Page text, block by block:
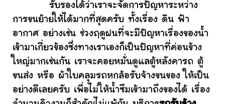
รับรองได้ว่าเราจะจัดการปัญหาระหว่าง
การขนย้ายให้ได้มากที่สุดครับ ทั้งเรื่อง ดิน ฟ้า
อากาศ อย่างเช่น ช่วงฤดูฝนที่จะมีปัญหาเรื่องของน้ำ
เข้ามาเกี่ยวข้องซึ่งทางเราเองก็เป็นปัญหาที่ค่อนข้าง
ใหญ่มากเช่นกัน เราจะคอยหมั่นดูแลตู้หลังคารถ ตู้
ขนส่ง หรือ ผ้าใบคลุมรถหกล้อรับจ้างขนของ ให้เป็น
อย่างดีเลยครับ เพื่อไม่ให้น้ำซึมเข้ามาถึงของได้ เรื่อง